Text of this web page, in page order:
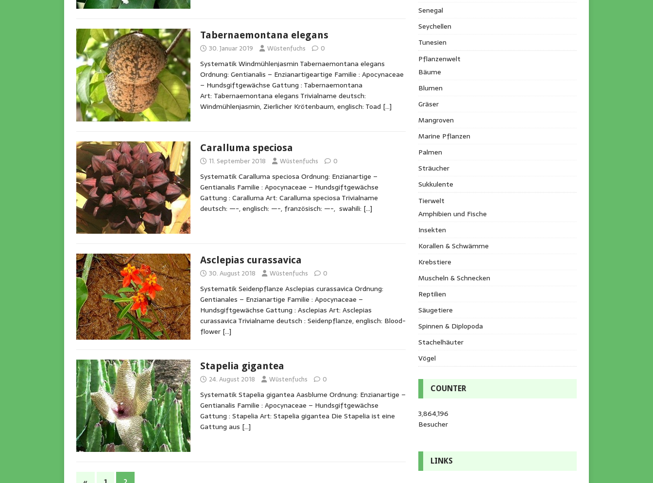
Tabernaemontana elegans
30. Januar 2019 Wüstenfuchs 0
Systematik Windmühlenjasmin Tabernaemontana elegans
Ordnung: Gentianalis – Enzianartigeartige Familie : Apocynaceae
– Hundsgiftgewächse Gattung : Tabernaemontana
Art: Tabernaemontana elegans Trivialname deutsch:
Windmühlenjasmin, Zierlicher Krötenbaum, englisch: Toad […]
Caralluma speciosa
11. September 2018 Wüstenfuchs 0
Systematik Caralluma speciosa Ordnung: Enzianartige –
Gentianalis Familie : Apocynaceae – Hundsgiftgewächse
Gattung : Caralluma Art: Caralluma speciosa Trivialname
deutsch: —-, englisch: —-, französisch: —-, swahili: […]
Asclepias curassavica
30. August 2018 Wüstenfuchs 0
Systematik Seidenpflanze Asclepias curassavica Ordnung:
Gentianales – Enzianartige Familie : Apocynaceae –
Hundsgiftgewächse Gattung : Asclepias Art: Asclepias
curassavica Trivialname deutsch : Seidenpflanze, englisch: Blood-
flower […]
Stapelia gigantea
24. August 2018 Wüstenfuchs 0
Systematik Stapelia gigantea Aasblume Ordnung: Enzianartige –
Gentianalis Familie : Apocynaceae – Hundsgiftgewächse
Gattung : Stapelia Art: Stapelia gigantea Die Stapelia ist eine
Gattung aus […]
Senegal
Seychellen
Tunesien
Pflanzenwelt
Bäume
Blumen
Gräser
Mangroven
Marine Pflanzen
Palmen
Sträucher
Sukkulente
Tierwelt
Amphibien und Fische
Insekten
Korallen & Schwämme
Krebstiere
Muscheln & Schnecken
Reptilien
Säugetiere
Spinnen & Diplopoda
Stachelhäuter
Vögel
COUNTER
3,864,196
Besucher
LINKS